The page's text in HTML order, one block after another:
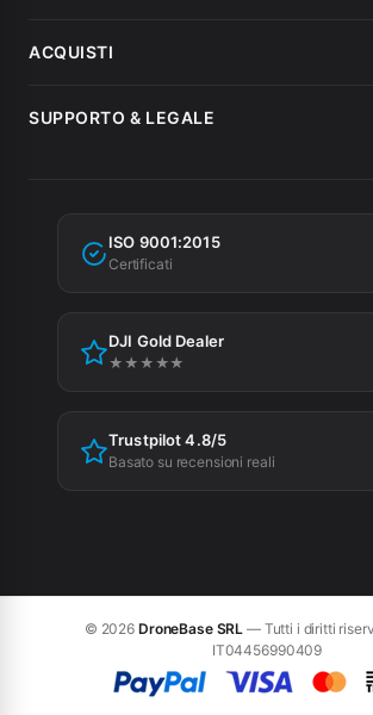
Chi siamo
Noleggio
ACQUISTI
Metodi di pagamento
Agevolazioni fiscali
SUPPORTO & LEGALE
Privacy Policy
Preferenze cookie
ISO 9001:2015
Certificati
DJI Gold Dealer
★★★★★
Trustpilot 4.8/5
Basato su recensioni reali
© 2026 DroneBase SRL — Tutti i diritti
IT04456990409